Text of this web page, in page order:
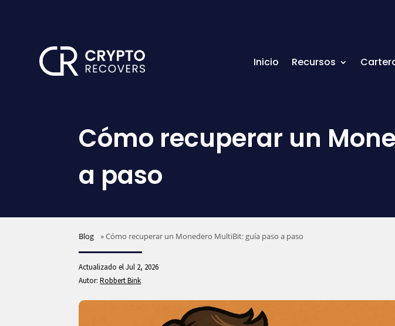
Inicio Recursos
Cómo recuperar un
a paso
Blog »Cómo recuperar un Monedero MultiBit: guía paso a paso
Actualizado el Jul 2, 2026
Autor:Robbert Bink